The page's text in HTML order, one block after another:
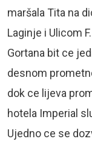
maršala Tita na
Laginje i Ulicom
Gortana bit ce
desnom
dok ce lijeva
hotela Imperial
Ujedno ce se